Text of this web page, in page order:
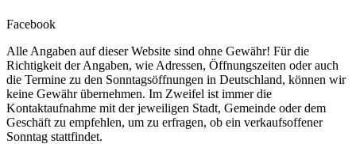
Facebook
Alle Angaben auf dieser Website sind ohne Gewähr! Für die
Richtigkeit der Angaben, wie Adressen, Öffnungszeiten oder auch
die Termine zu den Sonntagsöffnungen in Deutschland, können wir
keine Gewähr übernehmen. Im Zweifel ist immer die
Kontaktaufnahme mit der jeweiligen Stadt, Gemeinde oder dem
Geschäft zu empfehlen, um zu erfragen, ob ein verkaufsoffener
Sonntag stattfindet.